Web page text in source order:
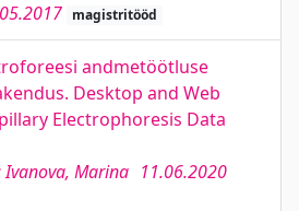
magistritööd
andmetöötluse
Desktop and Web
Electrophoresis Data
Ivanova, Marina 11.06.2020